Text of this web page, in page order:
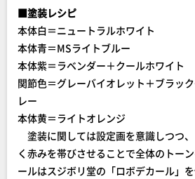
■塗装レシピ
本体白＝ニュートラルホワイト
本体青＝MSライトブルー
本体紫＝ラベンダー＋クールホワイト
関節色＝グレーバイオレット＋ブラッ
レー
本体黄＝ライトオレンジ
塗装に関しては設定画を意識しつつ
く赤みを帯びさせることで全体のトー
ールはスジボリ堂の「ロボデカール」を